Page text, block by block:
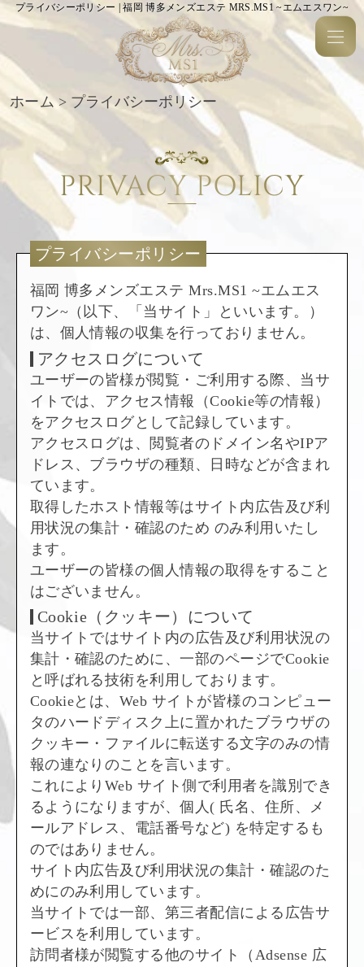
プライバシーポリシー | 福岡 博多メンズエステ MRS.MS1 ~エムエスワン~
ホーム > プライバシーポリシー
PRIVACY POLICY
プライバシーポリシー
プライバシーポリシー
福岡 博多メンズエステ Mrs.MS1 ~エムエス
ワン~（以下、「当サイト」といいます。）
は、個人情報の収集を行っておりません。
アクセスログについて
ユーザーの皆様が閲覧・ご利用する際、当サ
イトでは、アクセス情報（Cookie等の情報）
をアクセスログとして記録しています。
アクセスログは、閲覧者のドメイン名やIPア
ドレス、ブラウザの種類、日時などが含まれ
ています。
取得したホスト情報等はサイト内広告及び利
用状況の集計・確認のため のみ利用いたし
ます。
ユーザーの皆様の個人情報の取得をすること
はございません。
Cookie（クッキー）について
当サイトではサイト内の広告及び利用状況の
集計・確認のために、一部のページでCookie
と呼ばれる技術を利用しております。
Cookieとは、Web サイトが皆様のコンピュー
タのハードディスク上に置かれたブラウザの
クッキー・ファイルに転送する文字のみの情
報の連なりのことを言います。
これによりWeb サイト側で利用者を識別でき
るようになりますが、個人( 氏名、住所、メ
ールアドレス、電話番号など) を特定するも
のではありません。
サイト内広告及び利用状況の集計・確認のた
めにのみ利用しています。
当サイトでは一部、第三者配信による広告サ
ービスを利用しています。
訪問者様が閲覧する他のサイト（Adsense 広